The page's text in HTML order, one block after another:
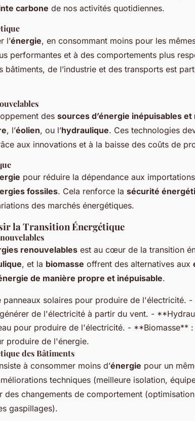
carbone de nos activités quotidiennes.
l’énergie, en consommant moins pour les
performantes et à des comportements plus
bâtiments, de l’industrie et des transports est
des sources d’énergie inépuisables et
, l’éolien, ou l’hydraulique. Ces technologies
aux innovations et à la baisse des coûts de
pour réduire la dépendance aux
fossiles. Cela renforce la sécurité
des marchés énergétiques.
la Transition Énergétique
renouvelables est au cœur de la transition
, et la biomasse offrent des alternatives aux
de manière propre et inépuisable.
solaires pour produire de l'électricité.
de l'électricité à partir du vent. -
pour produire de l'électricité. - **Biomasse**
produire de l'énergie.
des Bâtiments
à consommer moins d’énergie pour un
techniques (meilleure isolation,
des changements de comportement
gaspillages).